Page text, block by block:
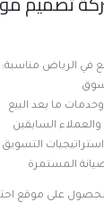
في الرياض مناسبة:
ما بعد البيع
السابقين
التسويق
المستمرة
على موقع